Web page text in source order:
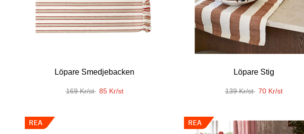
Löpare Smedjebacken
169 Kr/st 85 Kr/st
Löpare Stig
139 Kr/st 70 Kr/st